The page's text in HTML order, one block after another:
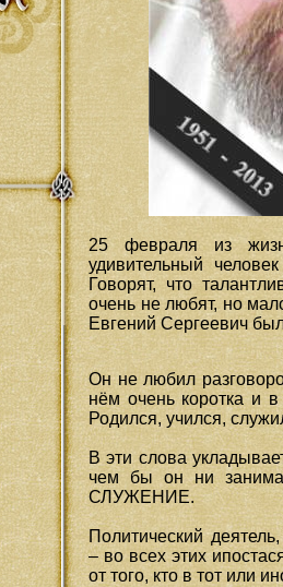
25 февраля из
удивительный
Говорят, что
очень не любят, но
Евгений Сергеевич
Он не любил
нём очень коротка и в
Родился, учился,
В эти слова
чем бы он ни
СЛУЖЕНИЕ.
Политический
– во всех этих
от того, кто в тот или